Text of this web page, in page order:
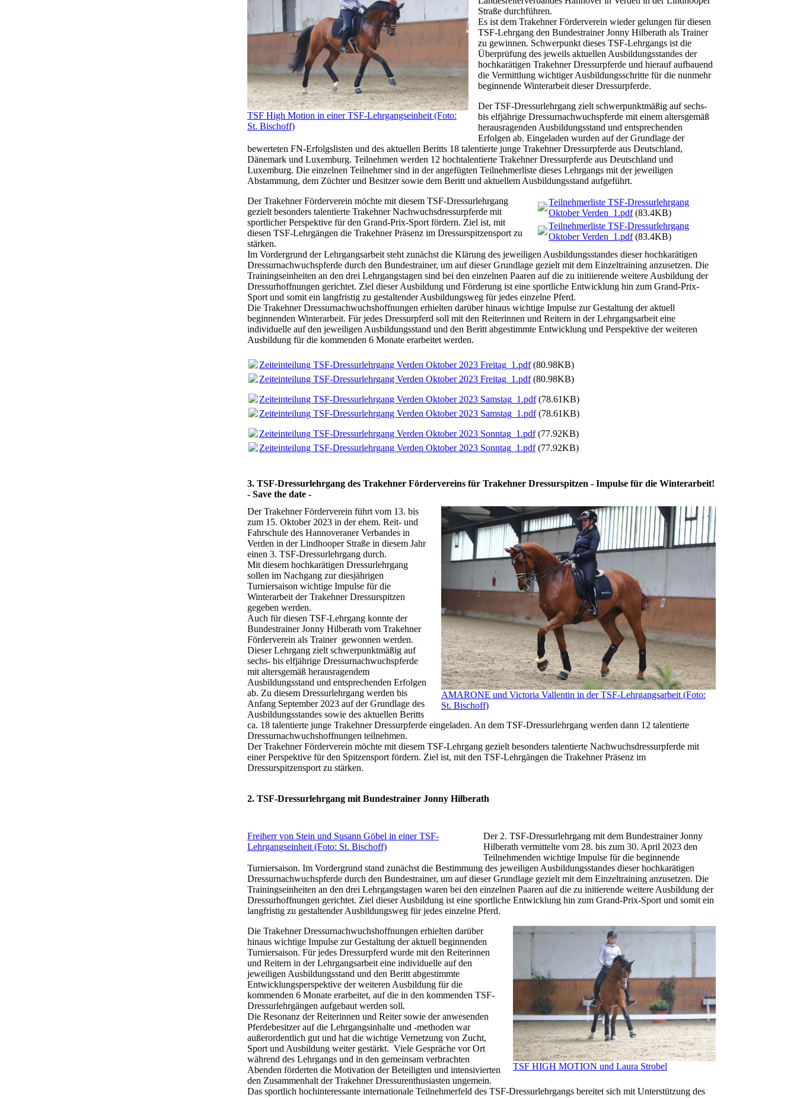
TSF High Motion in einer TSF-Lehrgangseinheit (Foto:
St. Bischoff)
Straße durchführen.
Es ist dem Trakehner Förderverein wieder gelungen für diesen
TSF-Lehrgang den Bundestrainer Jonny Hilberath als Trainer
zu gewinnen. Schwerpunkt dieses TSF-Lehrgangs ist die
Überprüfung des jeweils aktuellen Ausbildungsstandes der
hochkarätigen Trakehner Dressurpferde und hierauf aufbauend
die Vermittlung wichtiger Ausbildungsschritte für die nunmehr
beginnende Winterarbeit dieser Dressurpferde.
Der TSF-Dressurlehrgang zielt schwerpunktmäßig auf sechs-
bis elfjährige Dressurnachwuchspferde mit einem altersgemäß
herausragenden Ausbildungsstand und entsprechenden
Erfolgen ab. Eingeladen wurden auf der Grundlage der
bewerteten FN-Erfolgslisten und des aktuellen Beritts 18 talentierte junge Trakehner Dressurpferde aus Deutschland,
Dänemark und Luxemburg. Teilnehmen werden 12 hochtalentierte Trakehner Dressurpferde aus Deutschland und
Luxemburg. Die einzelnen Teilnehmer sind in der angefügten Teilnehmerliste dieses Lehrgangs mit der jeweiligen
Abstammung, dem Züchter und Besitzer sowie dem Beritt und aktuellem Ausbildungsstand aufgeführt.
Teilnehmerliste TSF-Dressurlehrgang
Oktober Verden_1.pdf(83.4KB)
Teilnehmerliste TSF-Dressurlehrgang
Oktober Verden_1.pdf(83.4KB)
Der Trakehner Förderverein möchte mit diesem TSF-Dressurlehrgang
gezielt besonders talentierte Trakehner Nachwuchsdressurpferde mit
sportlicher Perspektive für den Grand-Prix-Sport fördern. Ziel ist, mit
diesen TSF-Lehrgängen die Trakehner Präsenz im Dressurspitzensport zu
stärken.
Im Vordergrund der Lehrgangsarbeit steht zunächst die Klärung des jeweiligen Ausbildungsstandes dieser hochkarätigen
Dressurnachwuchspferde durch den Bundestrainer, um auf dieser Grundlage gezielt mit dem Einzeltraining anzusetzen. Die
Trainingseinheiten an den drei Lehrgangstagen sind bei den einzelnen Paaren auf die zu initiierende weitere Ausbildung der
Dressurhoffnungen gerichtet. Ziel dieser Ausbildung und Förderung ist eine sportliche Entwicklung hin zum Grand-Prix-
Sport und somit ein langfristig zu gestaltender Ausbildungsweg für jedes einzelne Pferd.
Die Trakehner Dressurnachwuchshoffnungen erhielten darüber hinaus wichtige Impulse zur Gestaltung der aktuell
beginnenden Winterarbeit. Für jedes Dressurpferd soll mit den Reiterinnen und Reitern in der Lehrgangsarbeit eine
individuelle auf den jeweiligen Ausbildungsstand und den Beritt abgestimmte Entwicklung und Perspektive der weiteren
Ausbildung für die kommenden 6 Monate erarbeitet werden.
Zeiteinteilung TSF-Dressurlehrgang Verden Oktober 2023 Freitag_1.pdf(80.98KB)
Zeiteinteilung TSF-Dressurlehrgang Verden Oktober 2023 Freitag_1.pdf(80.98KB)
Zeiteinteilung TSF-Dressurlehrgang Verden Oktober 2023 Samstag_1.pdf(78.61KB)
Zeiteinteilung TSF-Dressurlehrgang Verden Oktober 2023 Samstag_1.pdf(78.61KB)
Zeiteinteilung TSF-Dressurlehrgang Verden Oktober 2023 Sonntag_1.pdf(77.92KB)
Zeiteinteilung TSF-Dressurlehrgang Verden Oktober 2023 Sonntag_1.pdf(77.92KB)
3. TSF-Dressurlehrgang des Trakehner Fördervereins für Trakehner Dressurspitzen - Impulse für die Winterarbeit!
- Save the date -
AMARONE und Victoria Vallentin in der TSF-Lehrgangsarbeit (Foto:
St. Bischoff)
Der Trakehner Förderverein führt vom 13. bis
zum 15. Oktober 2023 in der ehem. Reit- und
Fahrschule des Hannoveraner Verbandes in
Verden in der Lindhooper Straße in diesem Jahr
einen 3. TSF-Dressurlehrgang durch.
Mit diesem hochkarätigen Dressurlehrgang
sollen im Nachgang zur diesjährigen
Turniersaison wichtige Impulse für die
Winterarbeit der Trakehner Dressurspitzen
gegeben werden.
Auch für diesen TSF-Lehrgang konnte der
Bundestrainer Jonny Hilberath vom Trakehner
Förderverein als Trainer gewonnen werden.
Dieser Lehrgang zielt schwerpunktmäßig auf
sechs- bis elfjährige Dressurnachwuchspferde
mit altersgemäß herausragendem
Ausbildungsstand und entsprechenden Erfolgen
ab. Zu diesem Dressurlehrgang werden bis
Anfang September 2023 auf der Grundlage des
Ausbildungsstandes sowie des aktuellen Beritts
ca. 18 talentierte junge Trakehner Dressurpferde eingeladen. An dem TSF-Dressurlehrgang werden dann 12 talentierte
Dressurnachwuchshoffnungen teilnehmen.
Der Trakehner Förderverein möchte mit diesem TSF-Lehrgang gezielt besonders talentierte Nachwuchsdressurpferde mit
einer Perspektive für den Spitzensport fördern. Ziel ist, mit den TSF-Lehrgängen die Trakehner Präsenz im
Dressurspitzensport zu stärken.
2. TSF-Dressurlehrgang mit Bundestrainer Jonny Hilberath
Freiherr von Stein und Susann Göbel in einer TSF-
Lehrgangseinheit (Foto: St. Bischoff)
Der 2. TSF-Dressurlehrgang mit dem Bundestrainer Jonny
Hilberath vermittelte vom 28. bis zum 30. April 2023 den
Teilnehmenden wichtige Impulse für die beginnende
Turniersaison. Im Vordergrund stand zunächst die Bestimmung des jeweiligen Ausbildungsstandes dieser hochkarätigen
Dressurnachwuchspferde durch den Bundestrainer, um auf dieser Grundlage gezielt mit dem Einzeltraining anzusetzen. Die
Trainingseinheiten an den drei Lehrgangstagen waren bei den einzelnen Paaren auf die zu initierende weitere Ausbildung der
Dressurhoffnungen gerichtet. Ziel dieser Ausbildung ist eine sportliche Entwicklung hin zum Grand-Prix-Sport und somit ein
langfristig zu gestaltender Ausbildungsweg für jedes einzelne Pferd.
TSF HIGH MOTION und Laura Strobel
Die Trakehner Dressurnachwuchshoffnungen erhielten darüber
hinaus wichtige Impulse zur Gestaltung der aktuell beginnenden
Turniersaison. Für jedes Dressurpferd wurde mit den Reiterinnen
und Reitern in der Lehrgangsarbeit eine individuelle auf den
jeweiligen Ausbildungsstand und den Beritt abgestimmte
Entwicklungsperspektive der weiteren Ausbildung für die
kommenden 6 Monate erarbeitet, auf die in den kommenden TSF-
Dressurlehrgängen aufgebaut werden soll.
Die Resonanz der Reiterinnen und Reiter sowie der anwesenden
Pferdebesitzer auf die Lehrgangsinhalte und -methoden war
außerordentlich gut und hat die wichtige Vernetzung von Zucht,
Sport und Ausbildung weiter gestärkt. Viele Gespräche vor Ort
während des Lehrgangs und in den gemeinsam verbrachten
Abenden förderten die Motivation der Beteiligten und intensivierten
den Zusammenhalt der Trakehner Dressurenthusiasten ungemein.
Das sportlich hochinteressante internationale Teilnehmerfeld des TSF-Dressurlehrgangs bereitet sich mit Unterstützung des